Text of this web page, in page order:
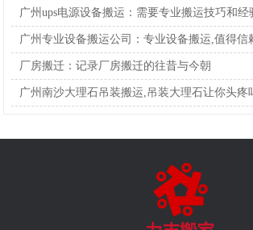
广州ups电源设备搬运：需要专业搬运技巧和经
广州专业设备搬运公司：专业设备搬运,值得信
厂房搬迁：记录厂房搬迁的往昔与今朝
广州南沙大理石吊装搬运,吊装大理石让你头疼